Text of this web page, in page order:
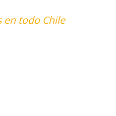
en todo Chile